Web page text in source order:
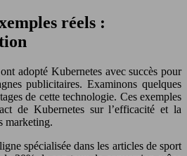
réels :
adopté Kubernetes avec succès pour
publicitaires. Examinons quelques
de cette technologie. Ces exemples
de Kubernetes sur l’efficacité et la
marketing.
spécialisée dans les articles de sport